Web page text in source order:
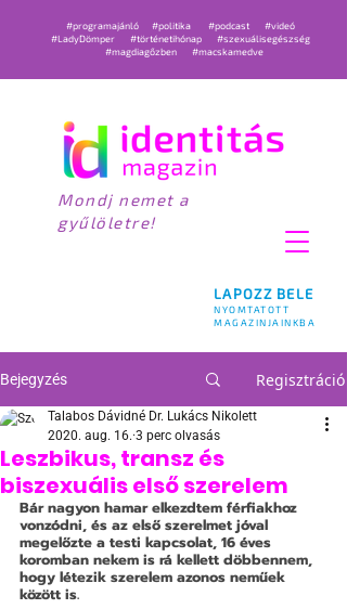
LAPOZZ BELE
NYOMTATOTT
MAGAZINJAINKBA
#programajánló #politika #podcast
#videó
#LadyDömper
#történetihónap
#szexuálisegészség
#magdiagőzben
#macskamedve
Mondj nemet a
gyűlöletre!
Bejegyzés Regisztráció
Leszbikus, transz és
biszexuális első szerelem
Talabos Dávidné Dr. Lukács Nikolett
2020. aug. 16. 3 perc olvasás
Bár nagyon hamar elkezdtem férfiakhoz
vonzódni, és az első szerelmet jóval
megelőzte a testi kapcsolat, 16 éves
koromban nekem is rá kellett döbbennem,
hogy létezik szerelem azonos neműek
között is.